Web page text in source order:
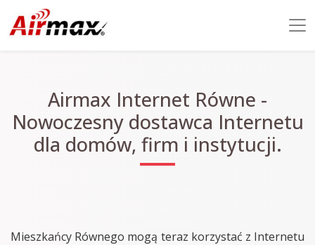
Airmax Internet Równe -
Nowoczesny dostawca Internetu
dla domów, firm i instytucji.
Mieszkańcy Równego mogą teraz korzystać z Internetu